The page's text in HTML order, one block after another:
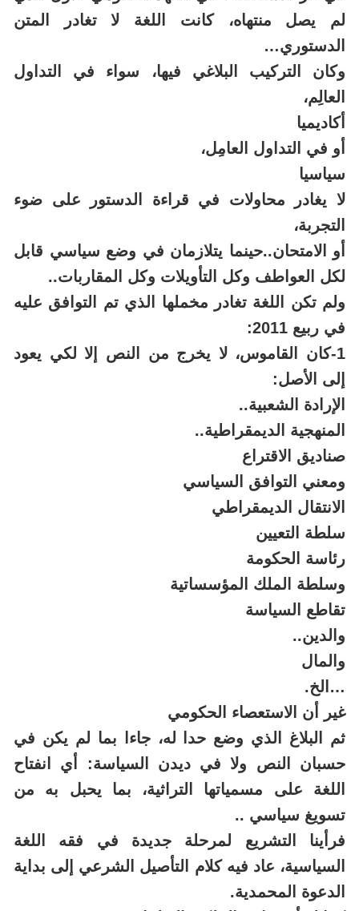
لم يصل منتهاه، كانت اللغة لا تغادر المتن
الدستوري…
وكان التركيب البلاغي فيها، سواء في التداول
العالِم،
أكاديميا
أو في التداول العامِل،
سياسيا
لا يغادر محاولات في قراءة الدستور على ضوء
التجربة،
أو الامتحان..حينما يتلازمان في وضع سياسي قابل
لكل العواطف وكل التأويلات وكل المقاربات..
ولم تكن اللغة تغادر مخملها الذي تم التوافق عليه
في ربيع 2011:
1-كان القاموس، لا يخرج من النص إلا لكي يعود
إلى الأصل:
الإرادة الشعبية..
المنهجية الديمقراطية..
صناديق الاقتراع
ومعني التوافق السياسي
الانتقال الديمقراطي
سلطة التعيين
رئاسة الحكومة
وسلطة الملك المؤسساتية
تقاطع السياسة
والدين..
والمال
…الخ.
غير أن الاستعصاء الحكومي
ثم البلاغ الذي وضع حدا له، جاءا بما لم يكن في
حسبان النص ولا في ديدن السياسة: أي انفتاح
اللغة على مسمياتها التراثية، بما يحبل به من
تسويغ سياسي ..
فرأينا التشريع لمرحلة جديدة في فقه اللغة
السياسية، عاد فيه كلام التأصيل الشرعي إلى بداية
الدعوة المحمدية.